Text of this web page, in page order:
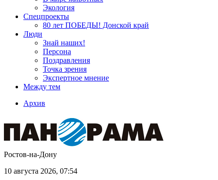
Экология
Спецпроекты
80 лет ПОБЕДЫ! Донской край
Люди
Знай наших!
Персона
Поздравления
Точка зрения
Экспертное мнение
Между тем
Архив
Ростов-на-Дону
10 августа 2026, 07:54